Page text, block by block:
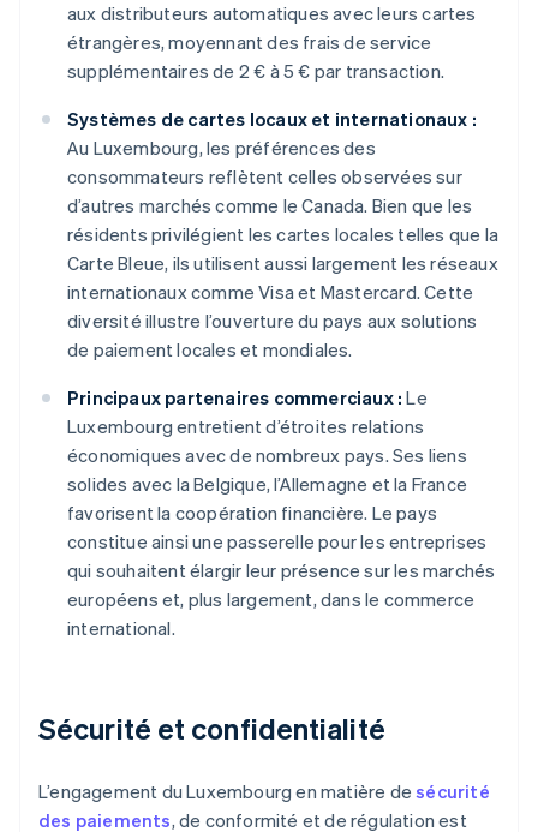
aux distributeurs automatiques avec leurs cartes
étrangères, moyennant des frais de service
supplémentaires de 2 € à 5 € par transaction.
Systèmes de cartes locaux et internationaux :
Au Luxembourg, les préférences des
consommateurs reflètent celles observées sur
d’autres marchés comme le Canada. Bien que les
résidents privilégient les cartes locales telles que la
Carte Bleue, ils utilisent aussi largement les réseaux
internationaux comme Visa et Mastercard. Cette
diversité illustre l’ouverture du pays aux solutions
de paiement locales et mondiales.
Principaux partenaires commerciaux : Le
Luxembourg entretient d’étroites relations
économiques avec de nombreux pays. Ses liens
solides avec la Belgique, l’Allemagne et la France
favorisent la coopération financière. Le pays
constitue ainsi une passerelle pour les entreprises
qui souhaitent élargir leur présence sur les marchés
européens et, plus largement, dans le commerce
international.
Sécurité et confidentialité
L’engagement du Luxembourg en matière desécurité
des paiements, de conformité et de régulation est